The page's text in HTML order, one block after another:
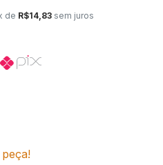
de R$14,83 sem juros